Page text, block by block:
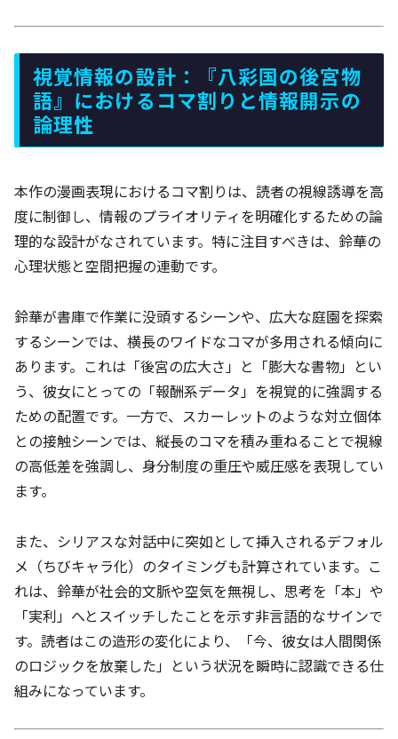
視覚情報の設計：『八彩国の後宮物
語』におけるコマ割りと情報開示の
論理性
本作の漫画表現におけるコマ割りは、読者の視線誘導を高
度に制御し、情報のプライオリティを明確化するための論
理的な設計がなされています。特に注目すべきは、鈴華の
心理状態と空間把握の連動です。
鈴華が書庫で作業に没頭するシーンや、広大な庭園を探索
するシーンでは、横長のワイドなコマが多用される傾向に
あります。これは「後宮の広大さ」と「膨大な書物」とい
う、彼女にとっての「報酬系データ」を視覚的に強調する
ための配置です。一方で、スカーレットのような対立個体
との接触シーンでは、縦長のコマを積み重ねることで視線
の高低差を強調し、身分制度の重圧や威圧感を表現してい
ます。
また、シリアスな対話中に突如として挿入されるデフォル
メ（ちびキャラ化）のタイミングも計算されています。こ
れは、鈴華が社会的文脈や空気を無視し、思考を「本」や
「実利」へとスイッチしたことを示す非言語的なサインで
す。読者はこの造形の変化により、「今、彼女は人間関係
のロジックを放棄した」という状況を瞬時に認識できる仕
組みになっています。